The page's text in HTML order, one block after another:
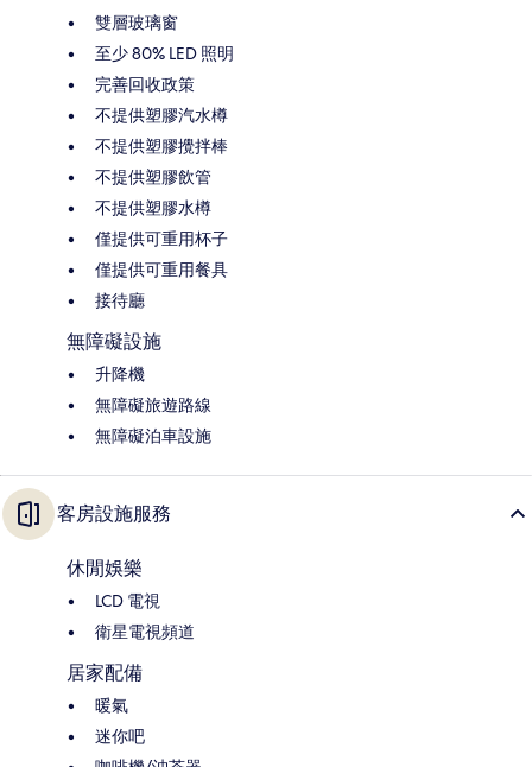
雙層玻璃窗
至少 80% LED 照明
完善回收政策
不提供塑膠汽水樽
不提供塑膠攪拌棒
不提供塑膠飲管
不提供塑膠水樽
僅提供可重用杯子
僅提供可重用餐具
接待廳
無障礙設施
升降機
無障礙旅遊路線
無障礙泊車設施
客房設施服務
休閒娛樂
LCD 電視
衛星電視頻道
居家配備
暖氣
迷你吧